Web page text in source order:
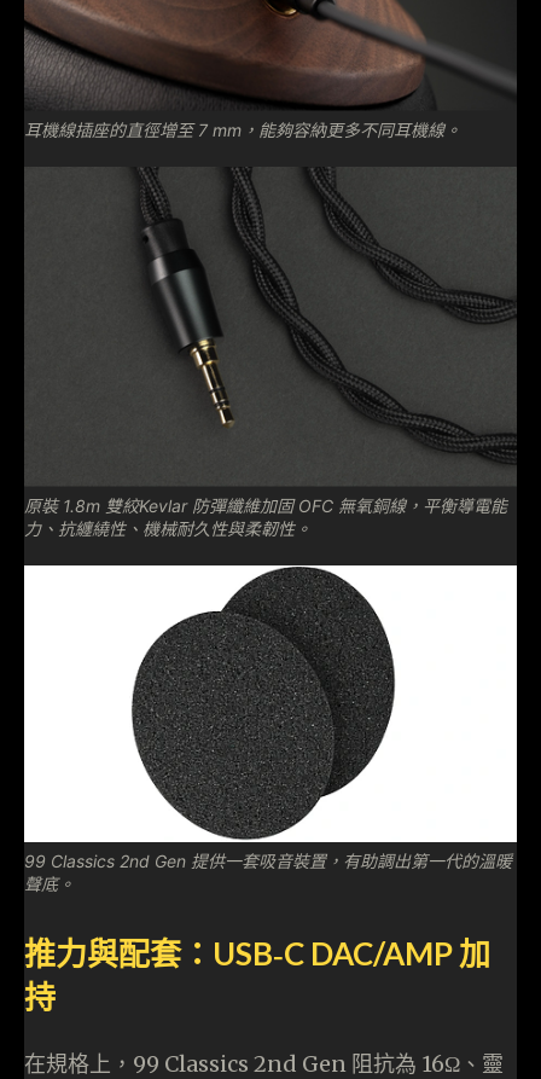
耳機線插座的直徑增至 7 mm，能夠容納更多不同耳機線。
原裝 1.8m 雙絞Kevlar 防彈纖維加固 OFC 無氧銅線，平衡導電能
力、抗纏繞性、機械耐久性與柔韌性。
99 Classics 2nd Gen 提供一套吸音裝置，有助調出第一代的溫暖
聲底。
推力與配套：USB‑C DAC/AMP 加
持
在規格上，99 Classics 2nd Gen 阻抗為 16Ω、靈